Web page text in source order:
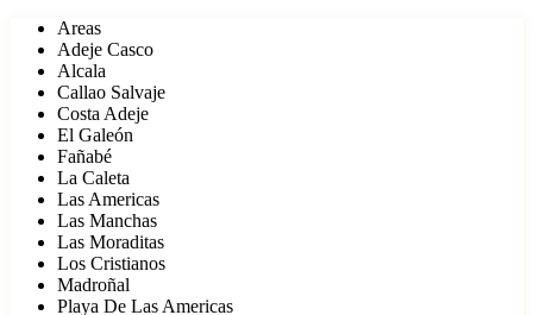
Areas
Adeje Casco
Alcala
Callao Salvaje
Costa Adeje
El Galeón
Fañabé
La Caleta
Las Americas
Las Manchas
Las Moraditas
Los Cristianos
Madroñal
Playa De Las Americas